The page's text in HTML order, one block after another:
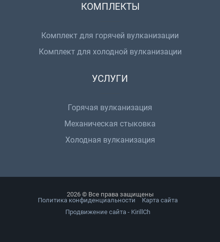
КОМПЛЕКТЫ
Комплект для горячей вулканизации
Комплект для холодной вулканизации
УСЛУГИ
Горячая вулканизация
Механическая стыковка
Холодная вулканизация
2026 © Все права защищены
Политика конфиденциальности
Карта сайта
Продвижение сайта - KirillCh